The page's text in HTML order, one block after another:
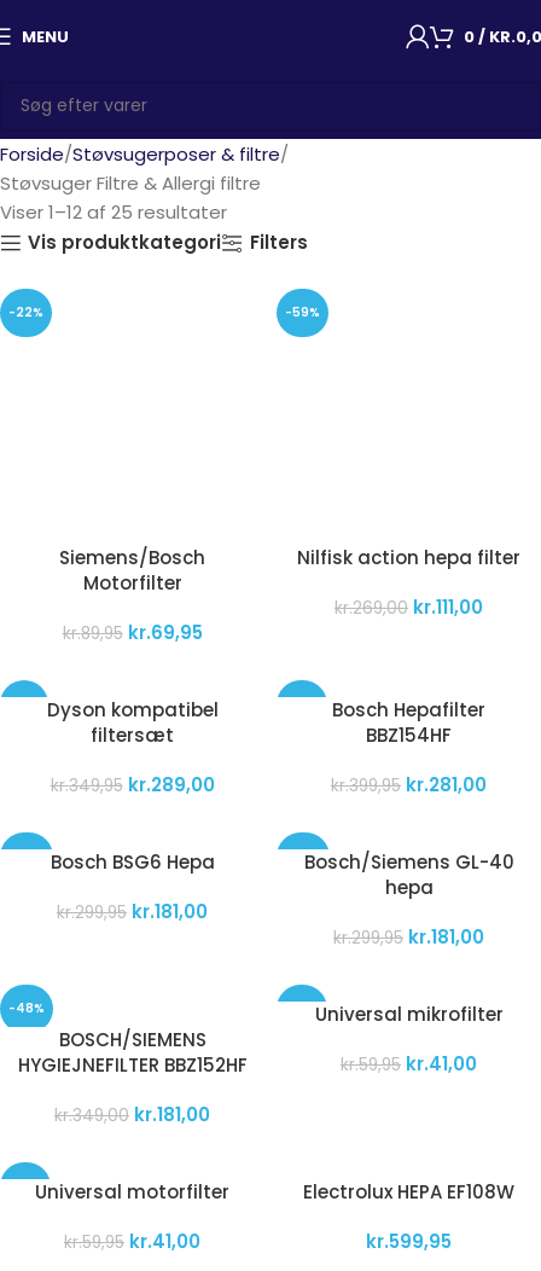
MENU 0/ KR.
Forside Støvsugerposer & filtre
Støvsuger Filtre & Allergi filtre
Viser 1–12 af 25 resultater
Vis produktkategori
Filters
-22%
Siemens/Bosch
Motorfilter
kr.89,95 kr.69,95
-59%
Nilfisk action hepa filter
kr.269,00 kr.111,00
Dyson kompatibel
filtersæt
kr.349,95 kr.289,00
Bosch Hepafilter
BBZ154HF
kr.399,95 kr.281,00
Bosch BSG6 Hepa
kr.299,95 kr.181,00
-40%Bosch/Siemens GL-40
hepa
kr.299,95 kr.181,00
-48%
BOSCH/SIEMENS
HYGIEJNEFILTER BBZ152HF
kr.349,00 kr.181,00
-32%Universal mikrofilter
kr.59,95 kr.41,00
-32%Universal motorfilter
kr.59,95 kr.41,00
Electrolux HEPA EF108W
kr.599,95